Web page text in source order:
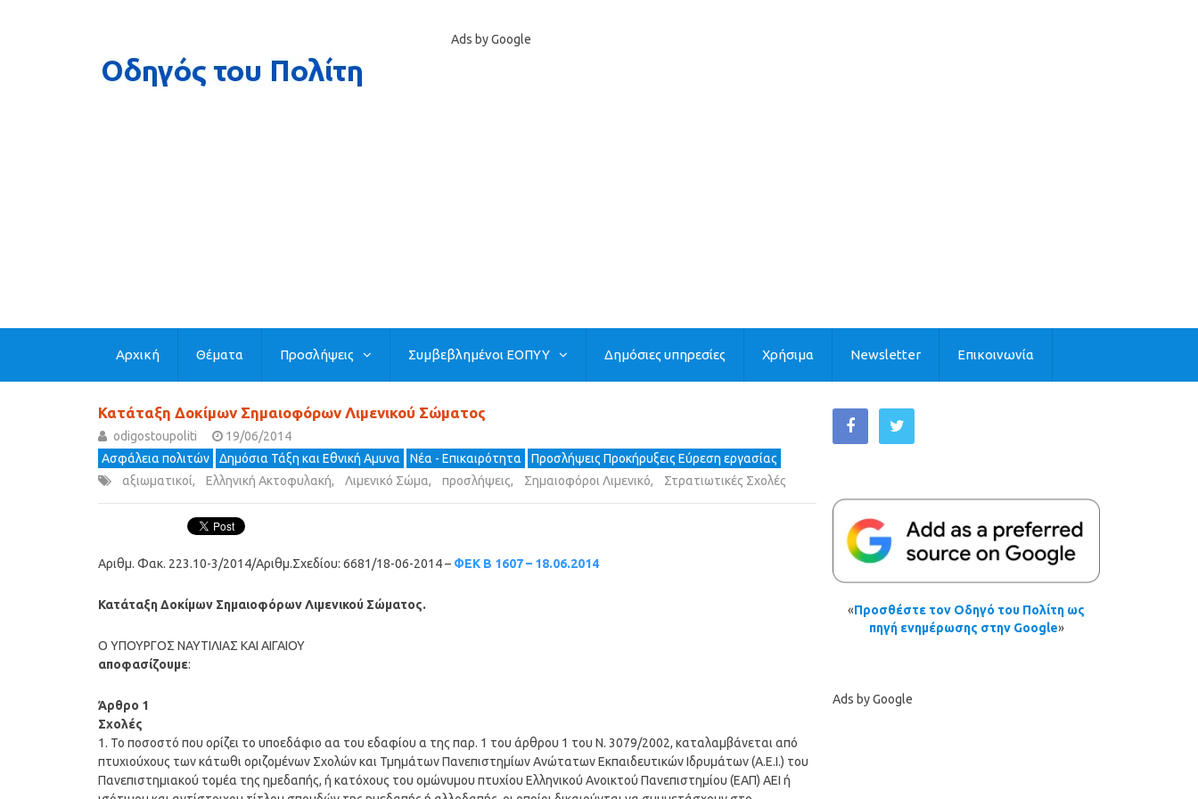
Ads by Google
Αρχική Θέματα Προσλήψεις Συμβεβλημένοι ΕΟΠΥΥ Δημόσιες υπηρεσίες Χρήσιμα Newsletter Επικοινωνία
Κατάταξη Δοκίμων Σημαιοφόρων Λιμενικού Σώματος
odigostoupoliti
19/06/2014
Ασφάλεια πολιτών
Δημόσια Τάξη και Εθνική Αμυνα Νέα - Επικαιρότητα
Προσλήψεις Προκήρυξεις Εύρεση εργασίας
αξιωματικοί, Ελληνική Ακτοφυλακή, Λιμενικό Σώμα, προσλήψεις, Σημαιοφόροι Λιμενικό, Στρατιωτικές Σχολές
Αριθμ. Φακ. 223.10-3/2014/Αριθμ.Σχεδίου: 6681/18-06-2014 – ΦΕΚ Β 1607 – 18.06.2014
Κατάταξη Δοκίμων Σημαιοφόρων Λιμενικού Σώματος.
Ο ΥΠΟΥΡΓΟΣ ΝΑΥΤΙΛΙΑΣ ΚΑΙ ΑΙΓΑΙΟΥ
αποφασίζουμε:
Άρθρο 1
Σχολές
1. Το ποσοστό που ορίζει το υποεδάφιο αα του εδαφίου α της παρ. 1 του άρθρου 1 του N. 3079/2002, καταλαμβάνεται από
πτυχιούχους των κάτωθι οριζομένων Σχολών και Τμημάτων Πανεπιστημίων Ανώτατων Εκπαιδευτικών Ιδρυμάτων (Α.Ε.Ι.) του
Πανεπιστημιακού τομέα της ημεδαπής, ή κατόχους του ομώνυμου πτυχίου Ελληνικού Ανοικτού Πανεπιστημίου (ΕΑΠ) ΑΕΙ ή
«Προσθέστε τον Οδηγό του Πολίτη ως
πηγή ενημέρωσης στην Google»
Ads by Google